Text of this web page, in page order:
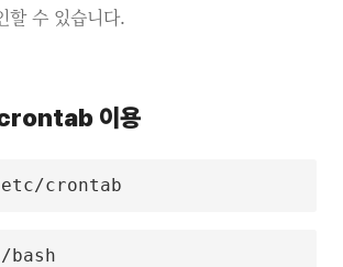
수 있습니다.
이용